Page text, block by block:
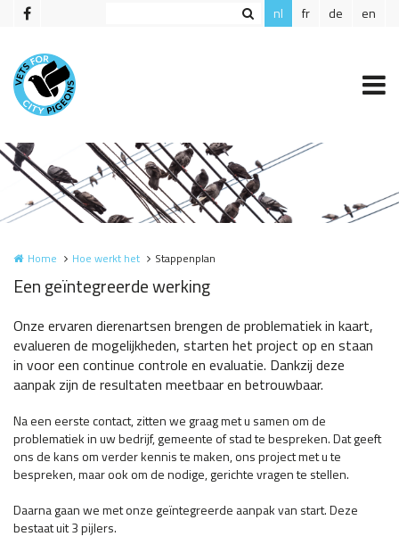
Overslaan en naar de inhoud gaan nl fr de en
Home Hoe werkt het Stappenplan
Een geïntegreerde werking
Onze ervaren dierenartsen brengen de problematiek in kaart,
evalueren de mogelijkheden, starten het project op en staan
in voor een continue controle en evaluatie. Dankzij deze
aanpak zijn de resultaten meetbaar en betrouwbaar.
Na een eerste contact, zitten we graag met u samen om de
problematiek in uw bedrijf, gemeente of stad te bespreken. Dat geeft
ons de kans om verder kennis te maken, ons project met u te
bespreken, maar ook om de nodige, gerichte vragen te stellen.
Daarna gaan we met onze geïntegreerde aanpak van start. Deze
bestaat uit 3 pijlers.